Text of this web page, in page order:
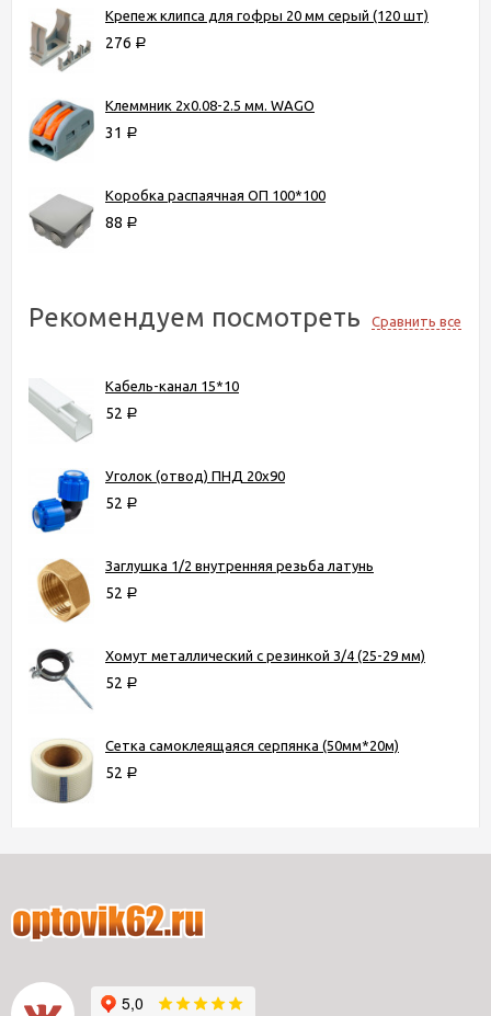
Крепеж клипса для гофры 20 мм серый (120 шт)
276 Р
Клеммник 2х0.08-2.5 мм. WAGO
31 Р
Коробка распаячная ОП 100*100
88 Р
Рекомендуем посмотреть Сравнить все
Кабель-канал 15*10
52 Р
Уголок (отвод) ПНД 20х90
52 Р
Заглушка 1/2 внутренняя резьба латунь
52 Р
Хомут металлический с резинкой 3/4 (25-29 мм)
52 Р
Сетка самоклеящаяся серпянка (50мм*20м)
52 Р